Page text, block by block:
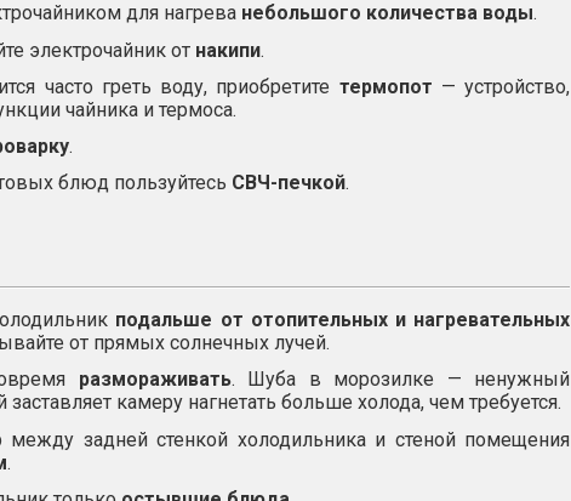
для нагрева небольшого количества воды.
электрочайник от накипи.
часто греть воду, приобретите термопот — устройство,
чайника и термоса.
.
блюд пользуйтесь СВЧ-печкой.
подальше от отопительных и нагревательных
от прямых солнечных лучей.
размораживать. Шуба в морозилке — ненужный
заставляет камеру нагнетать больше холода, чем требуется.
между задней стенкой холодильника и стеной помещения
.